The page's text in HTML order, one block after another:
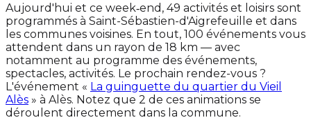
Aujourd'hui et ce week‑end, 49 activités et loisirs sont
programmés à Saint-Sébastien-d'Aigrefeuille et dans
les communes voisines. En tout, 100 événements vous
attendent dans un rayon de 18 km — avec
notamment au programme des événements,
spectacles, activités. Le prochain rendez-vous ?
L'événement « La guinguette du quartier du Vieil
Alès » à Alès. Notez que 2 de ces animations se
déroulent directement dans la commune.